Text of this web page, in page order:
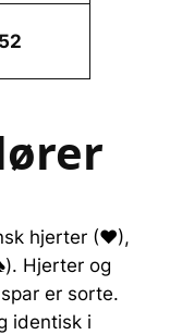
52
hjerter (♥),
Hjerter og
er sorte.
identisk i